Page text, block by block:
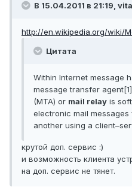
В 15.04.2011 в 21:19,
http://en.wikipedia.org/wiki/
Цитата
Within Internet message
message transfer
(MTA) or mail relay is
electronic mail
another using a
крутой доп. сервис :)
и возможность клиента
на доп. сервис не тянет.